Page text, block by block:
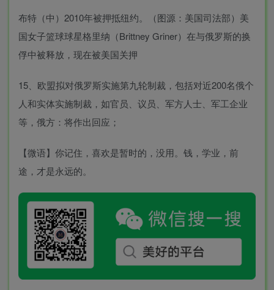
布特（中）2010年被押抵纽约。（图源：美国司法部）美
国女子篮球球星格里纳（Brittney Griner）在与俄罗斯的换
俘中被释放，现在被美国关押
15、欧盟拟对俄罗斯实施第九轮制裁，包括对近200名俄个
人和实体实施制裁，如官员、议员、军方人士、军工企业
等，俄方：将作出回应；
【微语】你记住，喜欢是暂时的，没用。钱，学业，前
途，才是永远的。